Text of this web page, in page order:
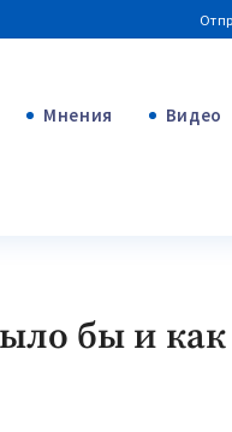
Мнения Видео
бы и